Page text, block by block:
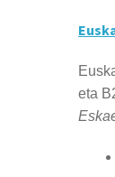
eta